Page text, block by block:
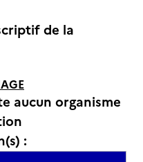
de la
aucun organisme
: